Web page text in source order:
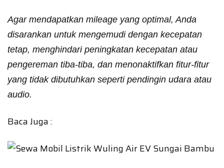
Agar mendapatkan mileage yang optimal, Anda
disarankan untuk mengemudi dengan kecepatan
tetap, menghindari peningkatan kecepatan atau
pengereman tiba-tiba, dan menonaktifkan fitur-fitur
yang tidak dibutuhkan seperti pendingin udara atau
audio.
Baca Juga :